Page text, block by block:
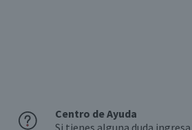
Centro de Ayuda
Si tienes alguna duda